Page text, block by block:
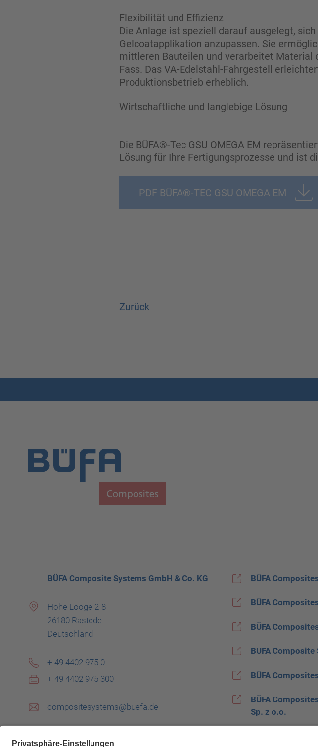
Flexibilität und Effizienz
Die Anlage ist speziell darauf ausgelegt,
Gelcoatapplikation anzupassen. Sie
mittleren Bauteilen und verarbeitet Material
Fass. Das VA-Edelstahl-Fahrgestell
Produktionsbetrieb erheblich.
Wirtschaftliche und langlebige Lösung
Die BÜFA®-Tec GSU OMEGA EM
Lösung für Ihre Fertigungsprozesse und ist
PDF BÜFA®-TEC GSU OMEGA EM
Zurück
BÜFA Composite Systems GmbH & Co. KG
Hohe Looge 2-8
26180 Rastede
Deutschland
+ 49 4402 975 0
+ 49 4402 975 300
compositesystems@buefa.de
BÜFA
BÜFA
BÜFA
BÜFA
BÜFA
BÜFA
Sp. z o.o.